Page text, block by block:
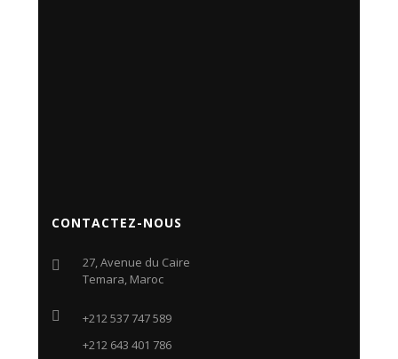
CONTACTEZ-NOUS
27, Avenue du Caire
Temara, Maroc
+212 537 747 589
+212 643 401 786